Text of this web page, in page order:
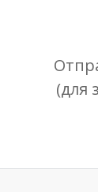
(для